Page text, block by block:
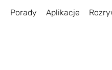
Porady Aplikacje